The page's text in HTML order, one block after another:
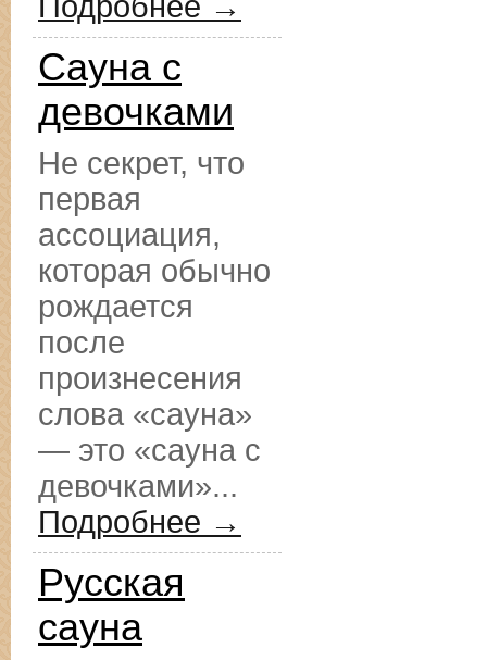
Сауна с
девочками
Не секрет, что
первая
ассоциация,
которая обычно
рождается
после
произнесения
слова «сауна»
— это «сауна с
девочками»...
Подробнее →
Русская
сауна